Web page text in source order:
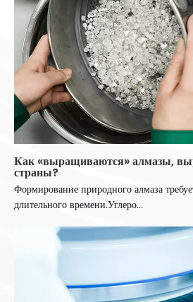
Как «выращиваются» алмазы,
страны?
Формирование природного алмаза
длительного времени.Углеро...